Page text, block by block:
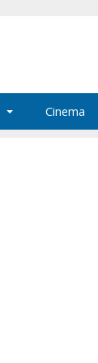
Cinema